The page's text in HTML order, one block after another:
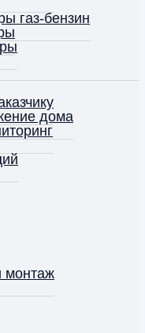
газ-бензин
дома